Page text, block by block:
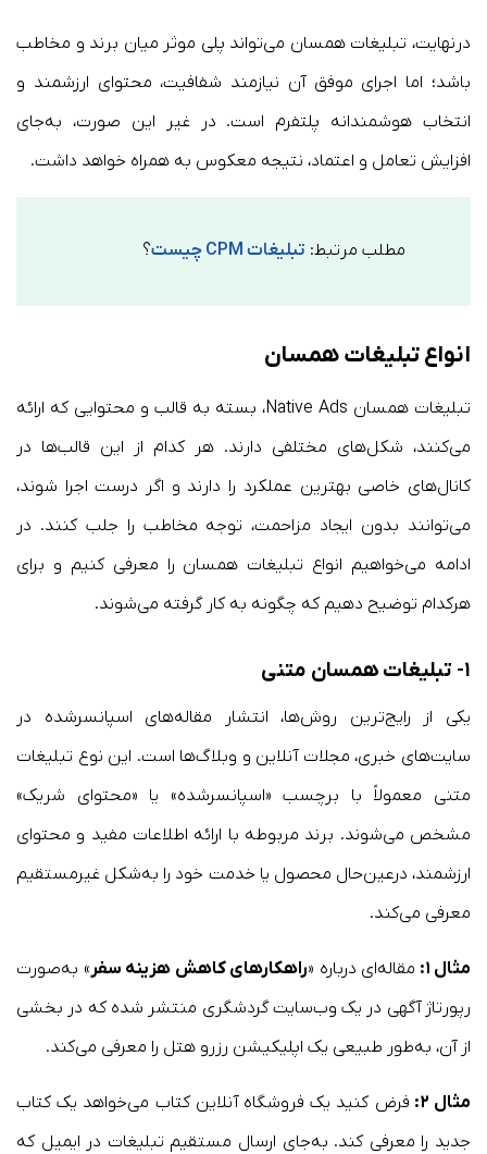
درنهایت، تبلیغات همسان می‌تواند پلی موثر میان برند و مخاطب
باشد؛ اما اجرای موفق آن نیازمند شفافیت، محتوای ارزشمند و
انتخاب هوشمندانه پلتفرم است. در غیر این صورت، به‌جای
افزایش تعامل و اعتماد، نتیجه معکوس به همراه خواهد داشت.
مطلب مرتبط: تبلیغات CPM چیست ؟
انواع تبلیغات همسان
تبلیغات همسان Native Ads، بسته به قالب و محتوایی که ارائه
می‌کنند، شکل‌های مختلفی دارند. هر کدام از این قالب‌ها در
کانال‌های خاصی بهترین عملکرد را دارند و اگر درست اجرا شوند،
می‌توانند بدون ایجاد مزاحمت، توجه مخاطب را جلب کنند. در
ادامه می‌خواهیم انواع تبلیغات همسان را معرفی کنیم و برای
هرکدام توضیح دهیم که چگونه به کار گرفته می‌شوند.
۱- تبلیغات همسان متنی
یکی از رایج‌ترین روش‌ها، انتشار مقاله‌های اسپانسرشده در
سایت‌های خبری، مجلات آنلاین و وبلاگ‌ها است. این نوع تبلیغات
متنی معمولاً با برچسب «اسپانسرشده» یا «محتوای شریک»
مشخص می‌شوند. برند مربوطه با ارائه اطلاعات مفید و محتوای
ارزشمند، درعین‌حال محصول یا خدمت خود را به‌شکل غیرمستقیم
معرفی می‌کند.
مثال ۱: مقاله‌ای درباره «راهکارهای کاهش هزینه سفر » به‌صورت
رپورتاژ آگهی در یک وب‌سایت گردشگری منتشر شده که در بخشی
از آن، به‌طور طبیعی یک اپلیکیشن رزرو هتل را معرفی می‌کند.
مثال ۲:
فرض کنید یک فروشگاه آنلاین کتاب می‌خواهد یک کتاب
جدید را معرفی کند. به‌جای ارسال مستقیم تبلیغات در ایمیل که